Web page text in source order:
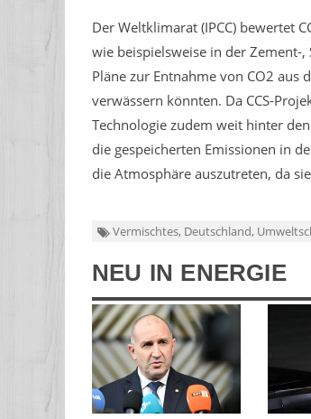
Der Weltklimarat (IPCC) bewertet
wie beispielsweise in der Zement-,
Pläne zur Entnahme von CO2
verwässern könnten. Da CCS-
Technologie zudem weit hinter
die gespeicherten Emissionen in
die Atmosphäre auszutreten, da
Vermischtes, Deutschland,
NEU IN ENERGIE